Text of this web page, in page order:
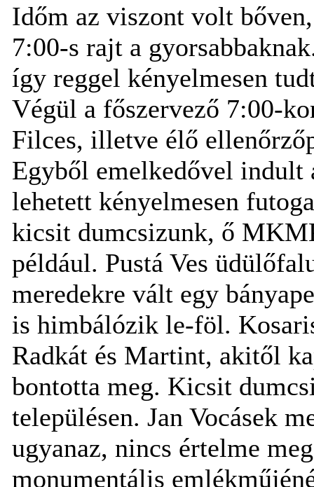
Időm az viszont volt
7:00-s rajt a
így reggel kényelmesen
Végül a főszervező 7:00-
Filces, illetve élő
Egyből emelkedővel indult
lehetett kényelmesen
kicsit dumcsizunk, ő
például. Pustá Ves
meredekre vált egy
is himbálózik le-föl.
Radkát és Martint, akitől
bontotta meg. Kicsit
településen. Jan Vocásek
ugyanaz, nincs értelme
monumentális